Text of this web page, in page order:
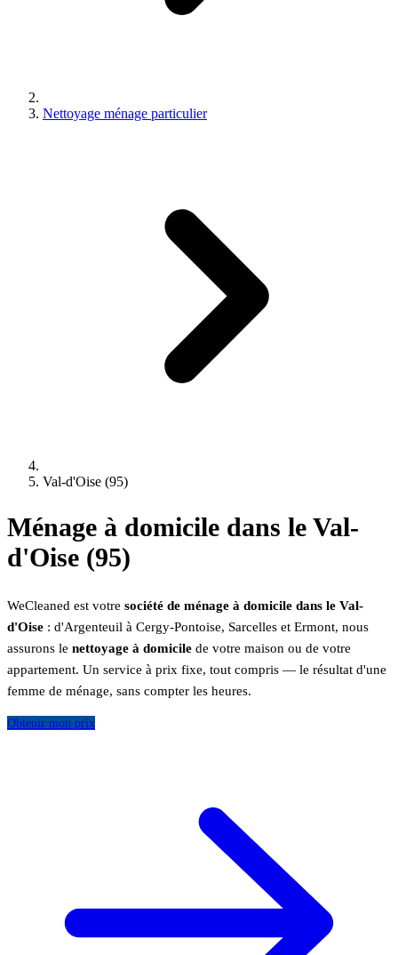
Nettoyage ménage particulier
Val-d'Oise (95)
Ménage à domicile dans le Val-
d'Oise (95)
WeCleaned est votre société de ménage à domicile dans le Val-
d'Oise : d'Argenteuil à Cergy-Pontoise, Sarcelles et Ermont, nous
assurons le nettoyage à domicile de votre maison ou de votre
appartement. Un service à prix fixe, tout compris — le résultat d'une
femme de ménage, sans compter les heures.
Obtenir mon prix